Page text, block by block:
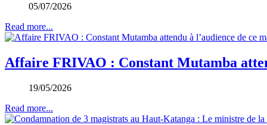
05/07/2026
Read more...
Affaire FRIVAO : Constant Mutamba
19/05/2026
Read more...